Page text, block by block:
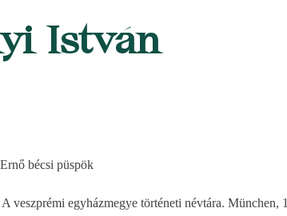
István
bécsi püspök
veszprémi egyházmegye történeti névtára. München,